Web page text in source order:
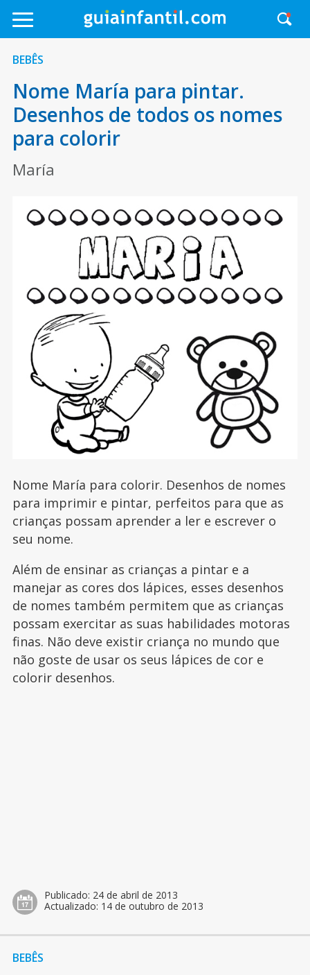
BEBÊS
Nome María para pintar.
Desenhos de todos os nomes
para colorir
María
Nome María para colorir. Desenhos de nomes
para imprimir e pintar, perfeitos para que as
crianças possam aprender a ler e escrever o
seu nome.
Além de ensinar as crianças a pintar e a
manejar as cores dos lápices, esses desenhos
de nomes também permitem que as crianças
possam exercitar as suas habilidades motoras
finas. Não deve existir criança no mundo que
não goste de usar os seus lápices de cor e
colorir desenhos.
Publicado: 24 de abril de 2013
Actualizado: 14 de outubro de 2013
BEBÊS